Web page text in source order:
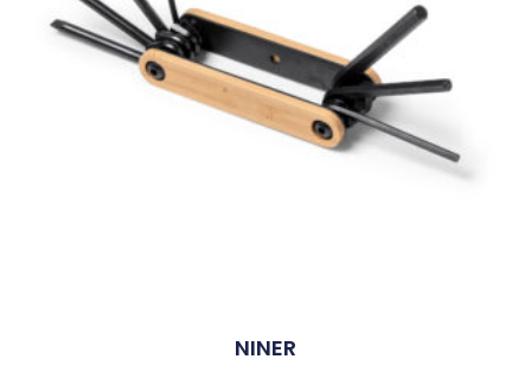
NINER